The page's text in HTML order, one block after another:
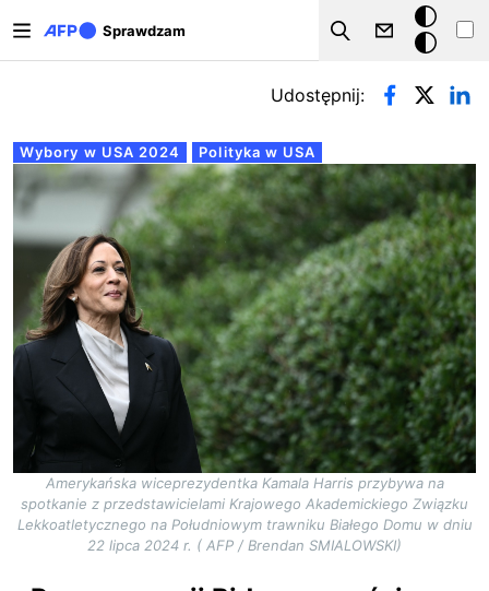
Sprawdzam
Szukaj
Tryb
ciemny
Zakładki podstawowe
Wybory w USA 2024 Polityka w USA
Udostępnij:
Amerykańska wiceprezydentka Kamala Harris przybywa na
spotkanie z przedstawicielami Krajowego Akademickiego Związku
Lekkoatletycznego na Południowym trawniku Białego Domu w dniu
22 lipca 2024 r. ( AFP / Brendan SMIALOWSKI)